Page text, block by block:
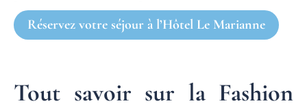
Réservez votre séjour à l’Hôtel Le Marianne
Tout savoir sur la Fashion